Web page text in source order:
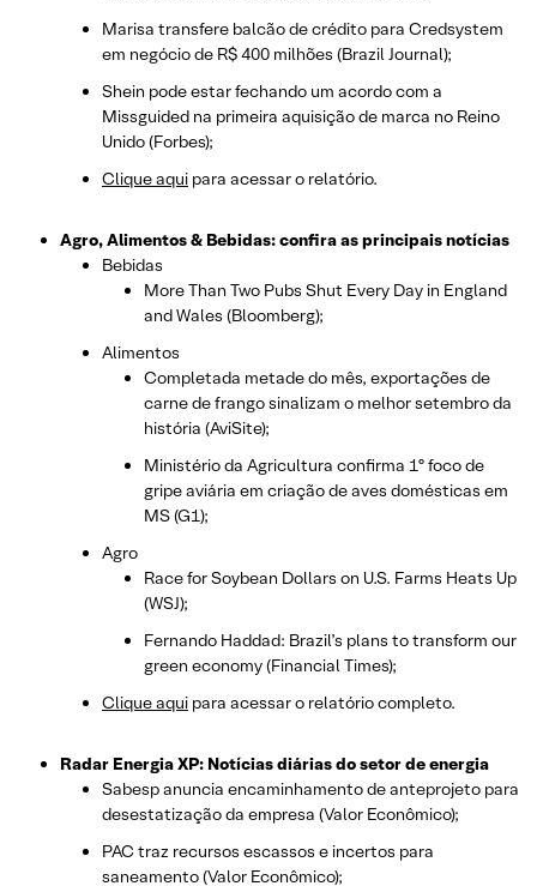
Marisa transfere balcão de crédito para Credsystem
em negócio de R$ 400 milhões (Brazil Journal);
Shein pode estar fechando um acordo com a
Missguided na primeira aquisição de marca no Reino
Unido (Forbes);
Clique aqui para acessar o relatório.
Agro, Alimentos & Bebidas: confira as principais notícias
Bebidas
More Than Two Pubs Shut Every Day in England
and Wales (Bloomberg);
Alimentos
Completada metade do mês, exportações de
carne de frango sinalizam o melhor setembro da
história (AviSite);
Ministério da Agricultura confirma 1º foco de
gripe aviária em criação de aves domésticas em
MS (G1);
Agro
Race for Soybean Dollars on U.S. Farms Heats Up
(WSJ);
Fernando Haddad: Brazil’s plans to transform our
green economy (Financial Times);
Clique aqui para acessar o relatório completo.
Radar Energia XP: Notícias diárias do setor de energia
Sabesp anuncia encaminhamento de anteprojeto para
desestatização da empresa (Valor Econômico);
PAC traz recursos escassos e incertos para
saneamento (Valor Econômico);